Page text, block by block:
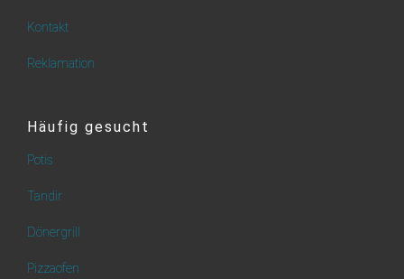
Kontakt
Reklamation
Häufig gesucht
Potis
Tandir
Dönergrill
Pizzaofen